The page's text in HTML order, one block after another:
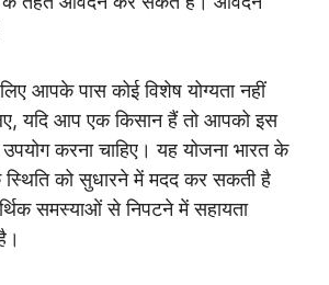
आपके पास कोई विशेष योग्यता नहीं
यदि आप एक किसान हैं तो आपको इस
करना चाहिए। यह योजना भारत के
स्थिति को सुधारने में मदद कर सकती है
समस्याओं से निपटने में सहायता